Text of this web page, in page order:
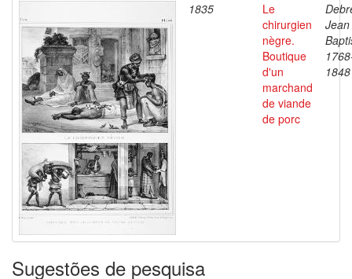
1835
Le
chirurgien
nègre.
Boutique
d'un
marchand
de viande
de porc
Jean
1848
Sugestões de pesquisa